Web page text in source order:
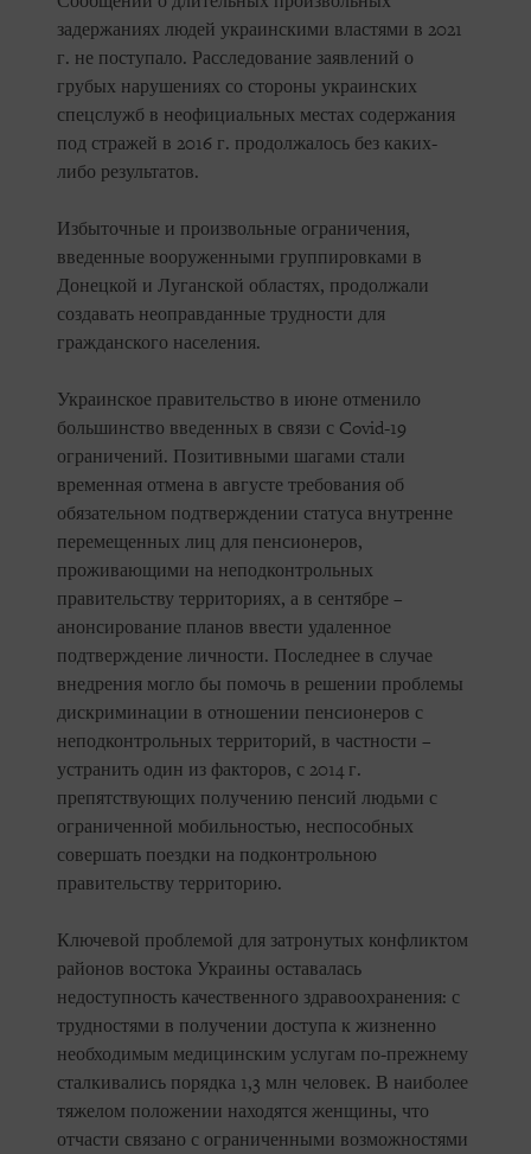
задержаниях людей украинскими властями в 2021
г. не поступало. Расследование заявлений о
грубых нарушениях со стороны украинских
спецслужб в неофициальных местах содержания
под стражей в 2016 г. продолжалось без каких-
либо результатов.
Избыточные и произвольные ограничения,
введенные вооруженными группировками в
Донецкой и Луганской областях, продолжали
создавать неоправданные трудности для
гражданского населения.
Украинское правительство в июне отменило
большинство введенных в связи с Covid-19
ограничений. Позитивными шагами стали
временная отмена в августе требования об
обязательном подтверждении статуса внутренне
перемещенных лиц для пенсионеров,
проживающими на неподконтрольных
правительству территориях, а в сентябре –
анонсирование планов ввести удаленное
подтверждение личности. Последнее в случае
внедрения могло бы помочь в решении проблемы
дискриминации в отношении пенсионеров с
неподконтрольных территорий, в частности –
устранить один из факторов, с 2014 г.
препятствующих получению пенсий людьми с
ограниченной мобильностью, неспособных
совершать поездки на подконтрольною
правительству территорию.
Ключевой проблемой для затронутых конфликтом
районов востока Украины оставалась
недоступность качественного здравоохранения: с
трудностями в получении доступа к жизненно
необходимым медицинским услугам по-прежнему
сталкивались порядка 1,3 млн человек. В наиболее
тяжелом положении находятся женщины, что
отчасти связано с ограниченными возможностями